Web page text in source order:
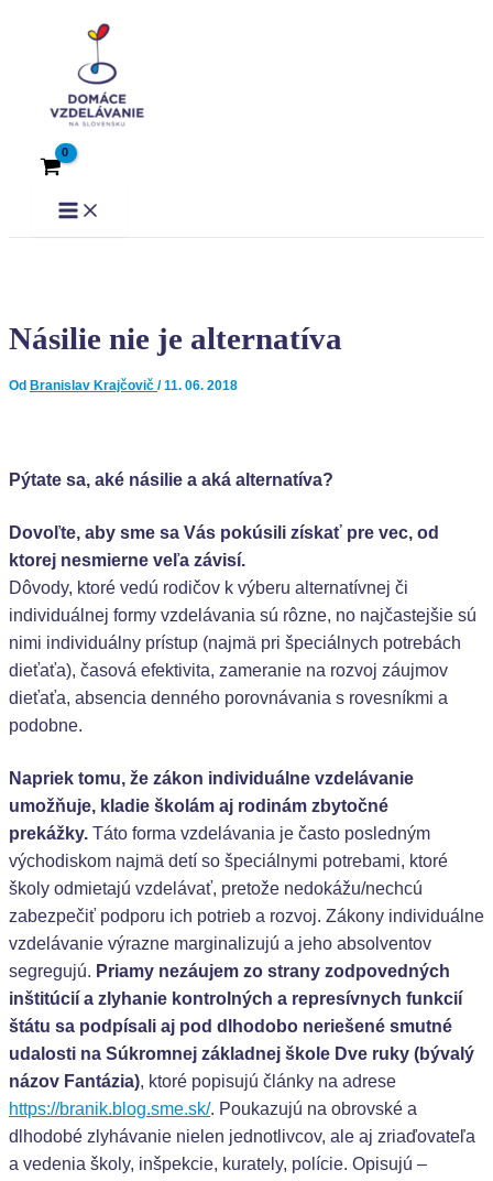
Menu
Násilie nie je alternatíva
Od Branislav Krajčovič /11. 06. 2018
Pýtate sa, aké násilie a aká alternatíva?
Dovoľte, aby sme sa Vás pokúsili získať pre vec, od
ktorej nesmierne veľa závisí.
Dôvody, ktoré vedú rodičov k výberu alternatívnej či
individuálnej formy vzdelávania sú rôzne, no najčastejšie sú
nimi individuálny prístup (najmä pri špeciálnych potrebách
dieťaťa), časová efektivita, zameranie na rozvoj záujmov
dieťaťa, absencia denného porovnávania s rovesníkmi a
podobne.
Napriek tomu, že zákon individuálne vzdelávanie
umožňuje, kladie školám aj rodinám zbytočné
prekážky. Táto forma vzdelávania je často posledným
východiskom najmä detí so špeciálnymi potrebami, ktoré
školy odmietajú vzdelávať, pretože nedokážu/nechcú
zabezpečiť podporu ich potrieb a rozvoj. Zákony individuálne
vzdelávanie výrazne marginalizujú a jeho absolventov
segregujú. Priamy nezáujem zo strany zodpovedných
inštitúcií a zlyhanie kontrolných a represívnych funkcií
štátu sa podpísali aj pod dlhodobo neriešené smutné
udalosti na Súkromnej základnej škole Dve ruky (bývalý
názov Fantázia), ktoré popisujú články na adrese
https://branik.blog.sme.sk/. Poukazujú na obrovské a
dlhodobé zlyhávanie nielen jednotlivcov, ale aj zriaďovateľa
a vedenia školy, inšpekcie, kurately, polície. Opisujú –
navigation